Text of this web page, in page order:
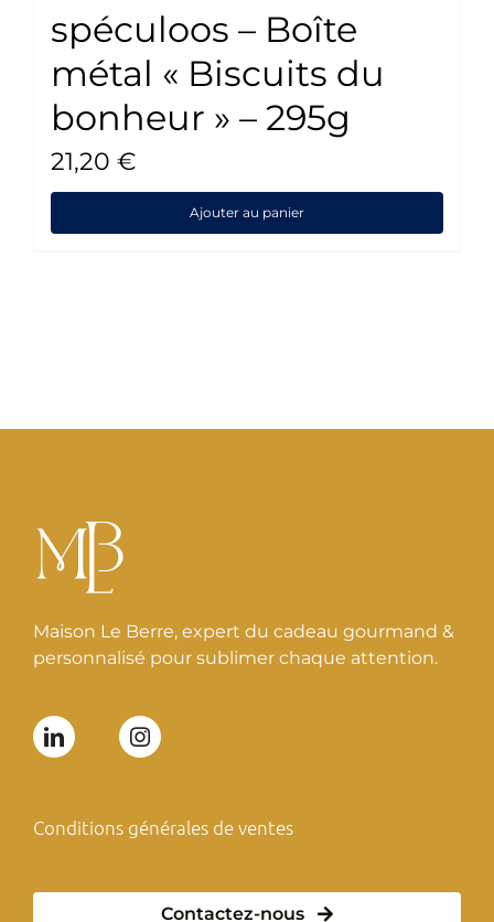
spéculoos – Boîte
métal « Biscuits du
bonheur » – 295g
21,20 €
Ajouter au panier
Maison Le Berre, expert du cadeau gourmand &
personnalisé pour sublimer chaque attention.
Conditions générales de ventes
Contactez-nous